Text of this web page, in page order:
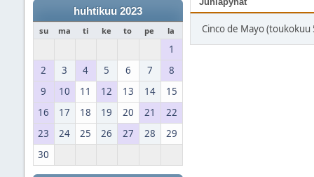
huhtikuu 2023
su ma ti ke to pe la
1
2
3 4 5 6 7
8
9
10 11 12 13 14
15
16
17 18 19 20 21
22
23
24 25 26 27 28
29
30
Cinco de Mayo (toukokuu